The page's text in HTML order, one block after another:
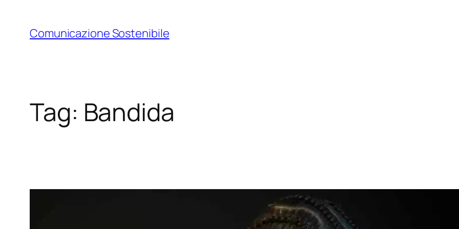
contenuto
Comunicazione Sostenibile
Tag: Bandida